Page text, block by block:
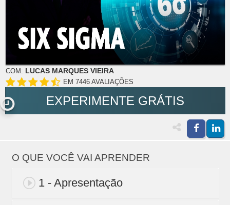
COM: LUCAS MARQUES VIEIRA
EM 7446 AVALIAÇÕES
EXPERIMENTE GRÁTIS
O QUE VOCÊ VAI APRENDER
1 - Apresentação